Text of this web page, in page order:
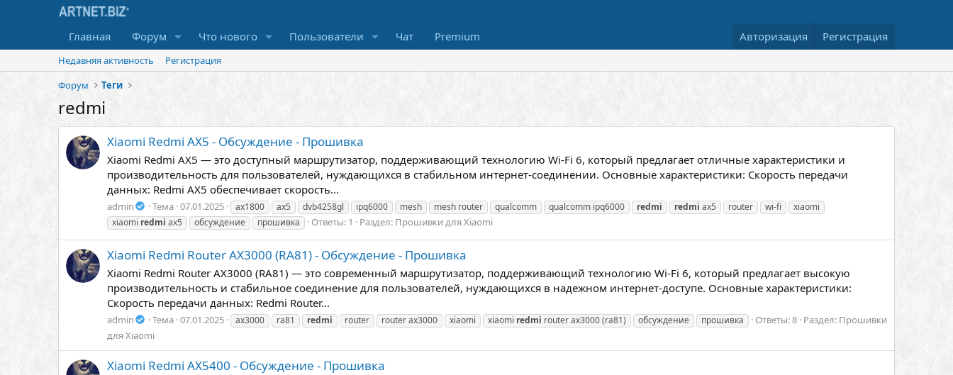
Главная Форум Что нового Пользователи Чат Premium Авторизация Регистрация
Недавняя активность
Регистрация
Форум
Теги
redmi
Xiaomi Redmi AX5 - Обсуждение - Прошивка
Xiaomi Redmi AX5 — это доступный маршрутизатор, поддерживающий технологию Wi-Fi 6, который предлагает отличные характеристики и
производительность для пользователей, нуждающихся в стабильном интернет-соединении. Основные характеристики: Скорость передачи
данных: Redmi AX5 обеспечивает скорость...
admin Тема 07.01.2025 ax1800 ax5 dvb4258gl ipq6000 mesh mesh router qualcomm qualcomm ipq6000 redmi redmi ax5 router wi-fi
xiaomi
xiaomi redmi ax5 обсуждение прошивка Ответы: 1 Раздел: Прошивки для Xiaomi
Xiaomi Redmi Router AX3000 (RA81) - Обсуждение - Прошивка
Xiaomi Redmi Router AX3000 (RA81) — это современный маршрутизатор, поддерживающий технологию Wi-Fi 6, который предлагает высокую
производительность и стабильное соединение для пользователей, нуждающихся в надежном интернет-доступе. Основные характеристики:
Скорость передачи данных: Redmi Router...
admin Тема 07.01.2025 ax3000 ra81 redmi router router ax3000 xiaomi xiaomi redmi router ax3000 (ra81) обсуждение прошивка Ответы: 8 Раздел: Прошивки
для Xiaomi
Xiaomi Redmi AX5400 - Обсуждение - Прошивка